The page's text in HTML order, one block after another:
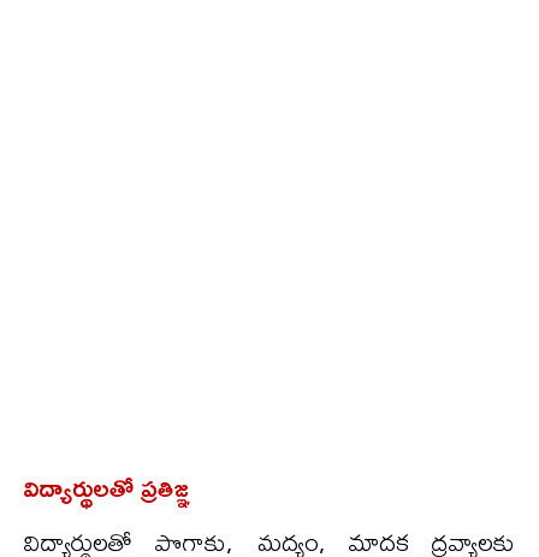
విద్యార్థులతో ప్రతిజ్ఞ
విద్యార్థులతో పొగాకు, మద్యం, మాదక ద్రవ్యాలకు